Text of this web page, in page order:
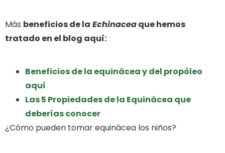
Más beneficios de la Echinaceaque hemos
tratado en el blog aquí:
Beneficios de la equinácea y del propóleo
aquí
Las 5 Propiedades de la Equinácea que
deberías conocer
¿Cómo pueden tomar equinácea los niños?